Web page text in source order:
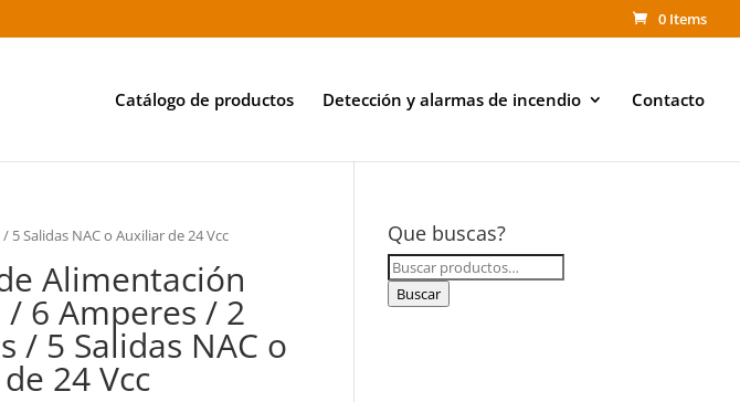
0 Items
Catálogo de productos Detección y alarmas de incendio Contacto
Salidas NAC o Auxiliar de 24 Vcc
Alimentación
/ 6 Amperes / 2
/ 5 Salidas NAC o
24 Vcc
Que buscas?
Buscar
por:
Buscar